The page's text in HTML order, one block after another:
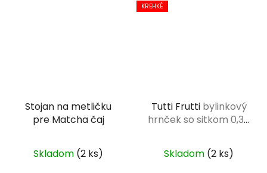
Stojan na metličku
pre Matcha čaj
Skladom (2 ks)
KREHKÉ
Tutti Frutti bylinkový
hrnček so sitkom 0,34
Skladom (2 ks)